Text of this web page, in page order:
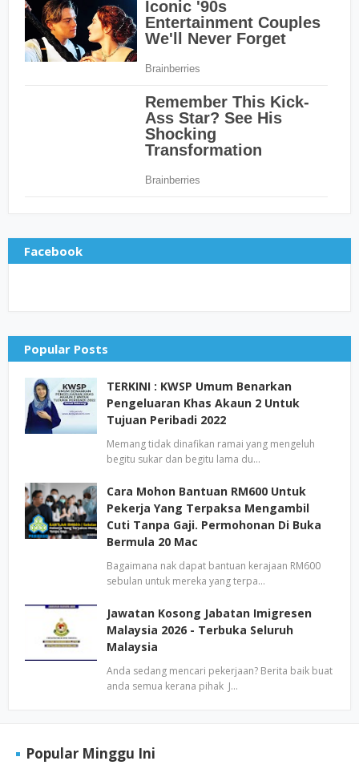
Facebook
Popular Posts
TERKINI : KWSP Umum Benarkan
Pengeluaran Khas Akaun 2 Untuk
Tujuan Peribadi 2022
Memang tidak dinafikan ramai yang mengeluh
begitu sukar dan begitu lama du…
Cara Mohon Bantuan RM600 Untuk
Pekerja Yang Terpaksa Mengambil
Cuti Tanpa Gaji. Permohonan Di Buka
Bermula 20 Mac
Bagaimana nak dapat bantuan kerajaan RM600
sebulan untuk mereka yang terpa…
Jawatan Kosong Jabatan Imigresen
Malaysia 2026 - Terbuka Seluruh
Malaysia
Anda sedang mencari pekerjaan? Berita baik buat
anda semua kerana pihak J…
Popular Minggu Ini